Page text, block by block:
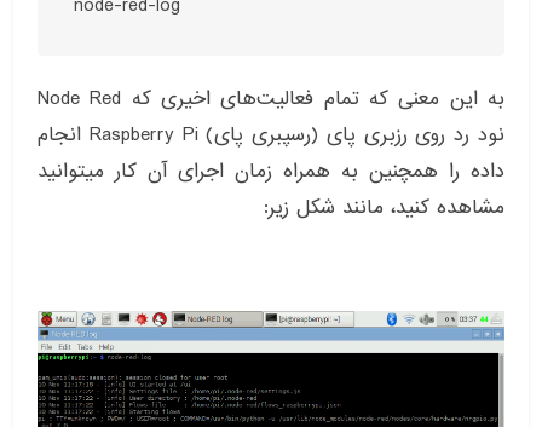
node-red-log
به این معنی که تمام فعالیت‌های اخیری که Node Red
نود رد روی رزبری پای (رسپبری پای) Raspberry Pi انجام
داده را همچنین به همراه زمان اجرای آن کار میتوانید
مشاهده کنید، مانند شکل زیر: